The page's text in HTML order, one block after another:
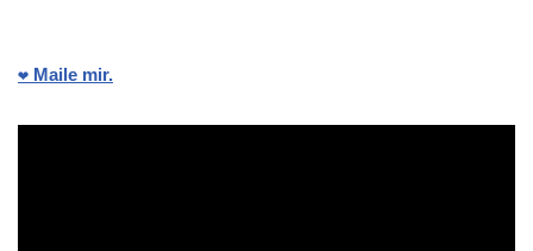
❤️ Maile mir.